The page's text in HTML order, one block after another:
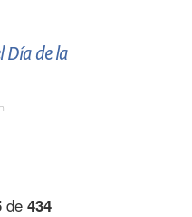
Día de la
de 434